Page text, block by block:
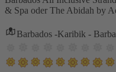
& Spa oder The Abidah by
Barbados -Karibik -